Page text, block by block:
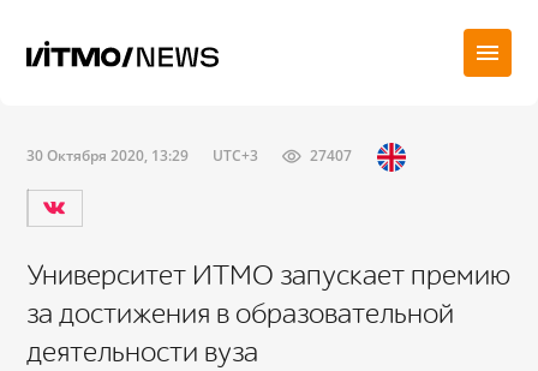
30 Октября 2020, 13:29 UTC+3 27407
Университет ИТМО запускает премию
за достижения в образовательной
деятельности вуза